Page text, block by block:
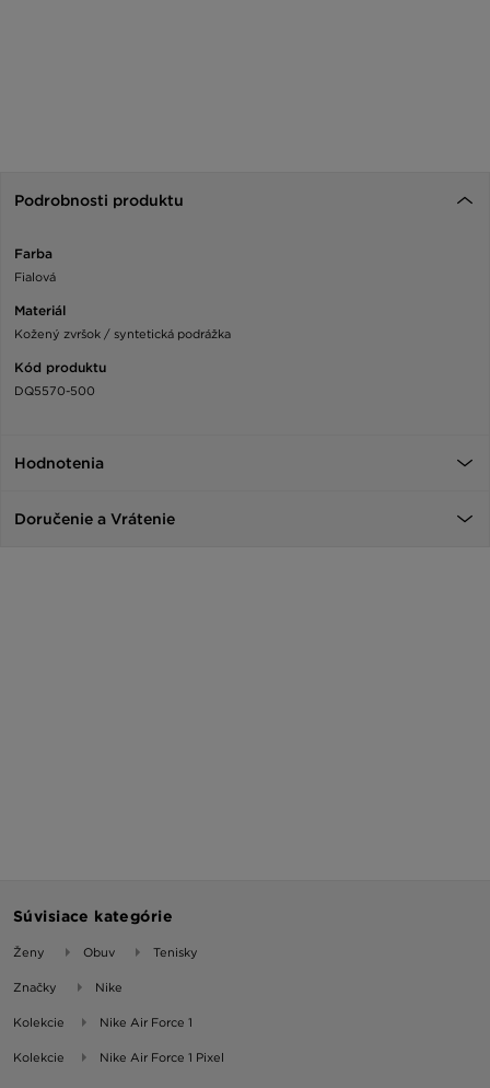
Podrobnosti produktu
Farba
Fialová
Materiál
Kožený zvršok / syntetická podrážka
Kód produktu
DQ5570-500
Hodnotenia
Doručenie a Vrátenie
Súvisiace kategórie
Ženy Obuv Tenisky
Značky Nike
Kolekcie Nike Air Force 1
Kolekcie Nike Air Force 1 Pixel